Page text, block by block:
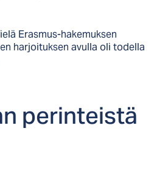
Erasmus-hakemuksen
harjoituksen avulla oli todella
pe­rin­teis­tä